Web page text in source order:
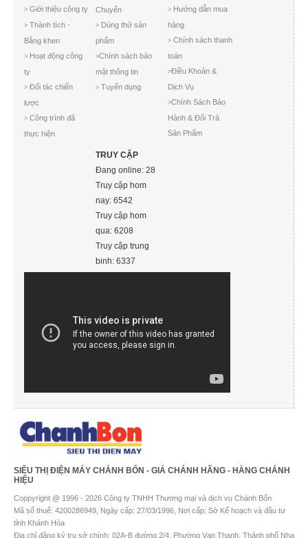
> Giới thiệu công ty
> Thành tích -
Bằng khen
> Hoạt động công
ty
> Đối tác chiến
lược
> Công trình đã
thực hiện
Chuyển
> Dùng thử sản
phẩm
>Chính sách bảo
mật thông tin
> Tuyển dụng
>Hướng dẫn mua
hàng
>Chính sách thanh
toán
>Điều Khoản &
Dịch Vụ
>Chính Sách Bảo
Hành & Đổi Trả
Sản Phẩm
TRUY CẬP
Đang online: 28
Truy cập hom
nay: 6542
Truy cập hom
qua: 6208
Truy cập trung
binh: 6337
SIÊU THỊ ĐIỆN MÁY CHÁNH BỔN - GIÁ CHÁNH HÃNG - HÀNG CHÁNH
HIỆU
Coppyright @ 1996 - 2026 Công ty TNHH Thương mại và dịch vụ Chánh Bổn
Mã số thuế: 4200286949, Ngày cấp: 27/03/1996, Nơi cấp: Sở Kế hoạch và đầu tư
tỉnh Khánh Hòa
Địa chỉ đăng ký trụ sở chính: 02A-B đường 2/4, Phường Vạn Thạnh, Thành phố Nha